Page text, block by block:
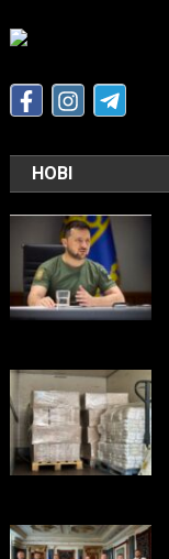
НОВІ